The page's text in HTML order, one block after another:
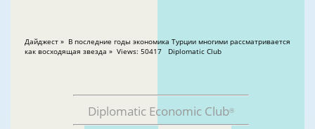
Дайджест » В последние годы экономика Турции многими рассматривается
как восходящая звезда » Views: 50417 Diplomatic Club
Diplomatic Economic Club®